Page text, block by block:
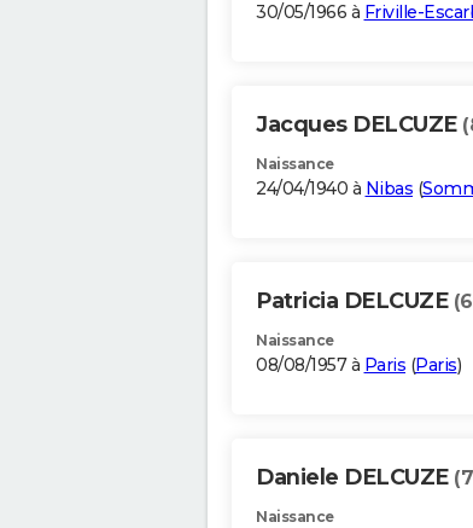
30/05/1966 à Friville-
Jacques DELCUZE
Naissance
24/04/1940 à Nibas (
Patricia DELCUZE
Naissance
08/08/1957 à Paris (Paris)
Daniele DELCUZE
Naissance